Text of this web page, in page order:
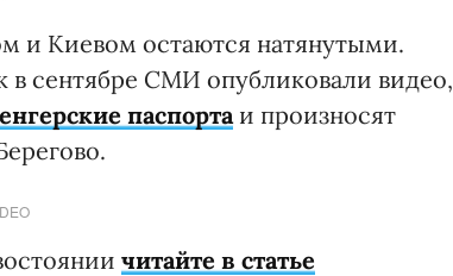
и Киевом остаются натянутыми.
в сентябре СМИ опубликовали видео,
паспорта и произносят
читайте в статье